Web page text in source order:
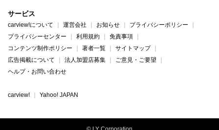
サービス
carview!について 運営会社 お知らせ
プライバシーポリシー
プライバシーセンター
利用規約
免責事項
コンテンツ制作ポリシー
著者一覧
サイトマップ
広告掲載について
法人加盟店募集
ご意見・ご要望
ヘルプ・お問い合わせ
carview! Yahoo! JAPAN